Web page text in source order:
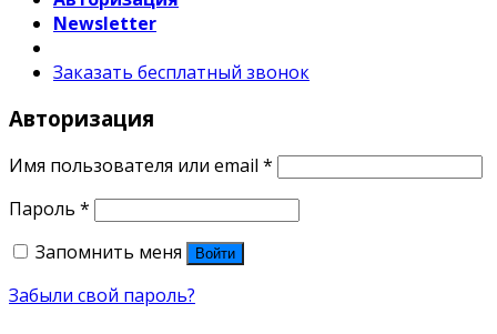
Newsletter
Заказать бесплатный звонок
Авторизация
Имя пользователя или email *
Пароль *
Запомнить меня
Войти
Забыли свой пароль?